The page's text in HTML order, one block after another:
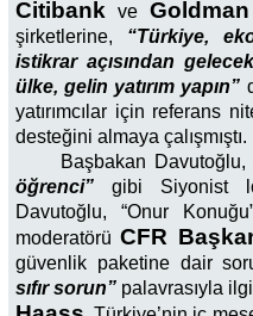
Citibank ve
şirketlerine, “Türkiye,
istikrar açısından
ülke, gelin yatırım yapın”
yatırımcılar için referans
desteğini almaya çalışmıştı.
Başbakan Davutoğlu,
öğrenci” gibi Siyonist
Davutoğlu, “Onur
moderatörüCFR
güvenlik paketine dair
sıfır sorun” palavrasıyla